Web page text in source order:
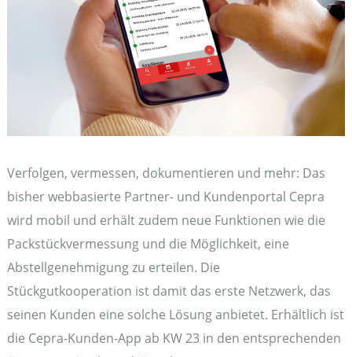
Verfolgen, vermessen, dokumentieren und mehr: Das
bisher webbasierte Partner- und Kundenportal Cepra
wird mobil und erhält zudem neue Funktionen wie die
Packstückvermessung und die Möglichkeit, eine
Abstellgenehmigung zu erteilen. Die
Stückgutkooperation ist damit das erste Netzwerk, das
seinen Kunden eine solche Lösung anbietet. Erhältlich ist
die Cepra-Kunden-App ab KW 23 in den entsprechenden